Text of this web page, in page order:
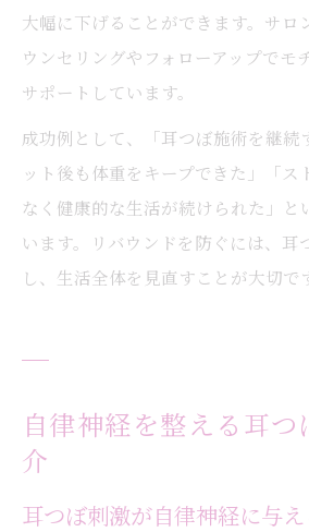
大幅に下げることができます。サロ
ウンセリングやフォローアップでモ
サポートしています。
成功例として、「耳つぼ施術を継続
ット後も体重をキープできた」「ス
なく健康的な生活が続けられた」と
います。リバウンドを防ぐには、耳
し、生活全体を見直すことが大切で
自律神経を整える耳
介
耳つぼ刺激が自律神経に与